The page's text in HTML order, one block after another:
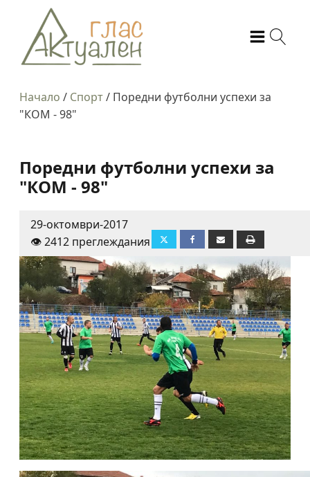
Начало / Спорт/ Поредни футболни успехи за
"КОМ - 98"
Поредни футболни успехи за
"КОМ - 98"
29-октомври-2017
👁️ 2412 преглеждания